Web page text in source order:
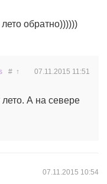
обратно))))))
07.11.2015 11:51
# ↑
А на севере
07.11.2015 10:54